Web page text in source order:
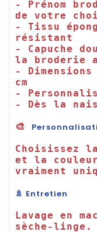
- Prénom
de votre
- Tissu
résistant
- Capuche
la broderie
-
cm
-
- Dès la
🎨
Choisissez
et la
🚿 Entretien
Lavage en